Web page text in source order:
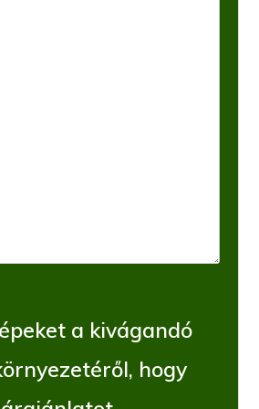
a kivágandó
hogy